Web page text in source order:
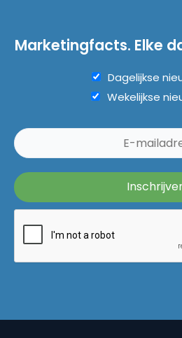
Marketingfacts. Elke
Dagelijkse
Wekelijkse